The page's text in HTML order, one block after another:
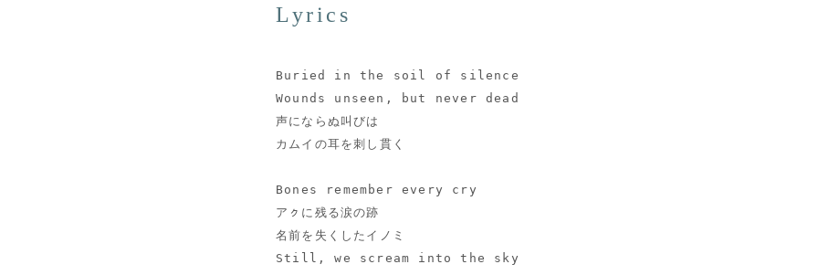
Lyrics
Buried in the soil of silence
Wounds unseen, but never dead
声にならぬ叫びは
カムイの耳を刺し貫く
Bones remember every cry
アㇰに残る涙の跡
名前を失くしたイノミ
Still, we scream into the sky